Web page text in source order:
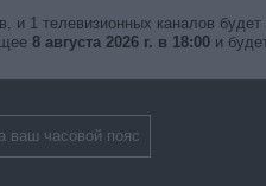
и 1 телевизионных каналов
8 августа 2026 г. в 18:00и
ваш часовой пояс